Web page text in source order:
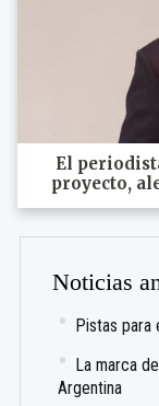
El
proyecto,
Noticias
Pistas para
La marca
Argentina